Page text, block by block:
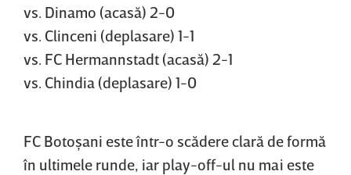
vs. Dinamo (acasă) 2-0
vs. Clinceni (deplasare) 1-1
vs. FC Hermannstadt (acasă) 2-1
vs. Chindia (deplasare) 1-0
FC Botoşani este într-o scădere clară de formă
în ultimele runde, iar play-off-ul nu mai este